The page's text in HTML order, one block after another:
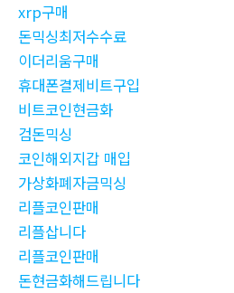
xrp구매
돈믹싱최저수수료
이더리움구매
휴대폰결제비트구입
비트코인현금화
검돈믹싱
코인해외지갑 매입
가상화폐자금믹싱
리플코인판매
리플삽니다
리플코인판매
돈현금화해드립니다